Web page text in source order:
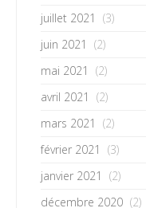
juillet 2021
(3)
juin 2021
(2)
mai 2021
(2)
avril 2021
(2)
mars 2021
(2)
février 2021
(3)
janvier 2021
(2)
décembre 2020 (2)